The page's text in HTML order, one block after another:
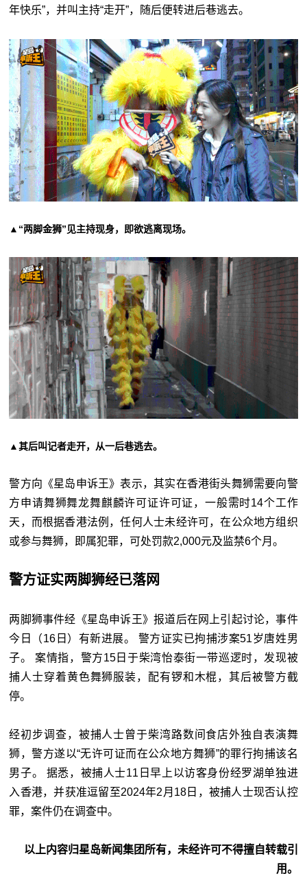
年快乐”，并叫主持“走开”，随后便转进后巷逃去。
▲“两脚金狮”见主持现身，即欲逃离现场。
▲其后叫记者走开，从一后巷逃去。
警方向《星岛申诉王》表示，其实在香港街头舞狮需要向警
方申请舞狮舞龙舞麒麟许可证许可证，一般需时14个工作
天，而根据香港法例，任何人士未经许可，在公众地方组织
或参与舞狮，即属犯罪，可处罚款2,000元及监禁6个月。
警方证实两脚狮经已落网
两脚狮事件经《星岛申诉王》报道后在网上引起讨论，事件
今日（16日）有新进展。 警方证实已拘捕涉案51岁唐姓男
子。 案情指，警方15日于柴湾怡泰街一带巡逻时，发现被
捕人士穿着黄色舞狮服装，配有锣和木棍，其后被警方截
停。
经初步调查，被捕人士曾于柴湾路数间食店外独自表演舞
狮，警方遂以“无许可证而在公众地方舞狮”的罪行拘捕该名
男子。 据悉，被捕人士11日早上以访客身份经罗湖单独进
入香港，并获准逗留至2024年2月18日，被捕人士现否认控
罪，案件仍在调查中。
以上内容归星岛新闻集团所有，未经许可不得擅自转载引
用。